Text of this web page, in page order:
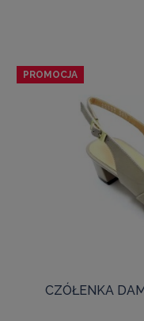
CZÓŁENKA
PROMOCJA